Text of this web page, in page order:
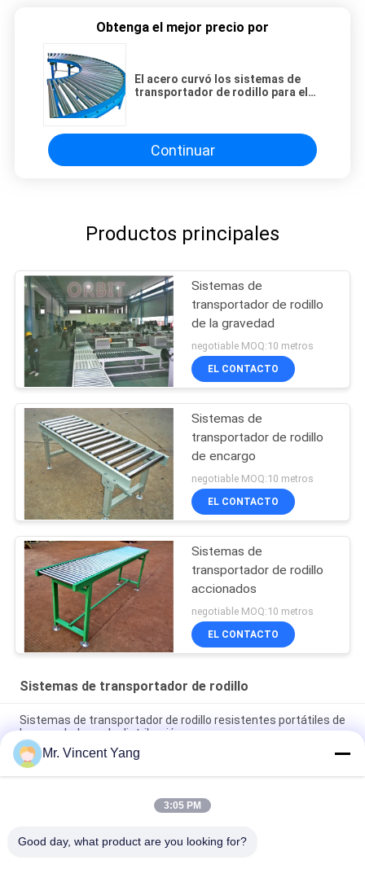
Obtenga el mejor precio por
El acero curvó los sistemas de
transportador de rodillo para el
Continuar
Productos principales
Sistemas de
transportador de rodillo
de la gravedad
negotiable MOQ:10 metros
EL CONTACTO
Sistemas de
transportador de rodillo
de encargo
negotiable MOQ:10 metros
EL CONTACTO
Sistemas de
transportador de rodillo
accionados
negotiable MOQ:10 metros
EL CONTACTO
Sistemas de transportador de rodillo
Sistemas de transportador de rodillo resistentes portátiles de
la gravedad para la distribución
Sistemas de transportador de rodillo accionados industriales
para las soluciones de la manipulación de materiales
Sistemas de transportador de rodillo de encargo con acero
Mr. Vincent Yang
3:05 PM
Good day, what product are you looking for?